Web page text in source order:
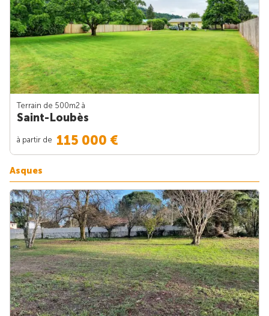
Terrain de 500m2 à
Saint-Loubès
à partir de 115 000 €
Asques